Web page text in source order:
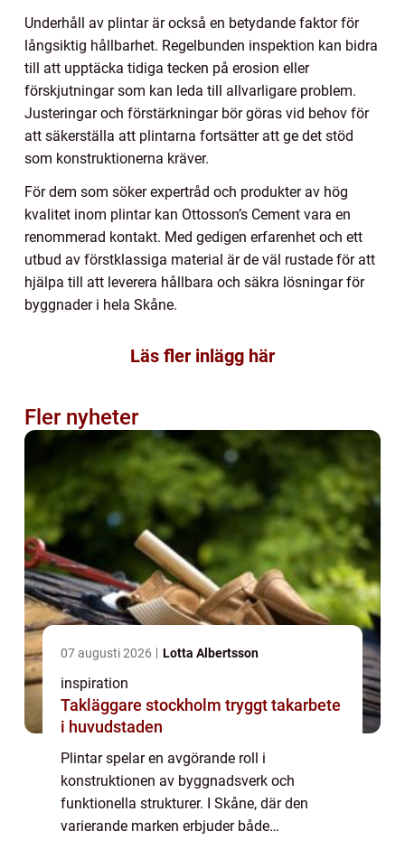
Underhåll av plintar är också en betydande faktor för
långsiktig hållbarhet. Regelbunden inspektion kan bidra
till att upptäcka tidiga tecken på erosion eller
förskjutningar som kan leda till allvarligare problem.
Justeringar och förstärkningar bör göras vid behov för
att säkerställa att plintarna fortsätter att ge det stöd
som konstruktionerna kräver.
För dem som söker expertråd och produkter av hög
kvalitet inom plintar kan Ottosson’s Cement vara en
renommerad kontakt. Med gedigen erfarenhet och ett
utbud av förstklassiga material är de väl rustade för att
hjälpa till att leverera hållbara och säkra lösningar för
byggnader i hela Skåne.
Läs fler inlägg här
Fler nyheter
07 augusti 2026 Lotta Albertsson
inspiration
Takläggare stockholm tryggt takarbete
i huvudstaden
Plintar spelar en avgörande roll i
konstruktionen av byggnadsverk och
funktionella strukturer. I Skåne, där den
varierande marken erbjuder både